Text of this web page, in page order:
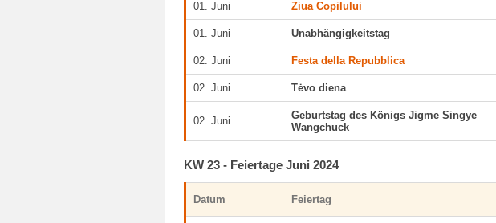
01. Juni Ziua Copilului
01. Juni Unabhängigkeitstag
02. Juni Festa della Repubblica
02. Juni Tėvo diena
02. Juni
Geburtstag des Königs Jigme Singye
Wangchuck
KW 23 - Feiertage Juni 2024
Datum Feiertag